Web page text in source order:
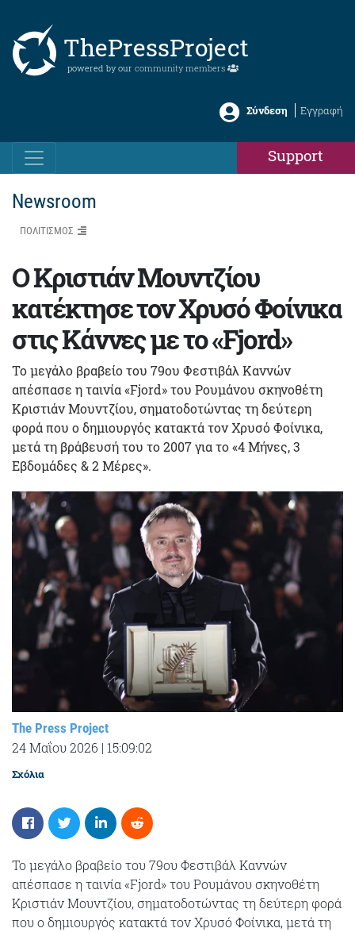
ThePressProject
powered by our community members
Σύνδεση Εγγραφή
Support
Newsroom
ΠΟΛΙΤΙΣΜΟΣ
Ο Κριστιάν Μουντζίου
κατέκτησε τον Χρυσό Φοίνικα
στις Κάννες με το «Fjord»
Το μεγάλο βραβείο του 79ου Φεστιβάλ Καννών
απέσπασε η ταινία «Fjord» του Ρουμάνου σκηνοθέτη
Κριστιάν Μουντζίου, σηματοδοτώντας τη δεύτερη
φορά που ο δημιουργός κατακτά τον Χρυσό Φοίνικα,
μετά τη βράβευσή του το 2007 για το «4 Μήνες, 3
Εβδομάδες & 2 Μέρες».
The Press Project
24 Μαΐου 2026 | 15:09:02
Σχόλια
Το μεγάλο βραβείο του 79ου Φεστιβάλ Καννών
απέσπασε η ταινία «Fjord» του Ρουμάνου σκηνοθέτη
Κριστιάν Μουντζίου, σηματοδοτώντας τη δεύτερη φορά
που ο δημιουργός κατακτά τον Χρυσό Φοίνικα, μετά τη